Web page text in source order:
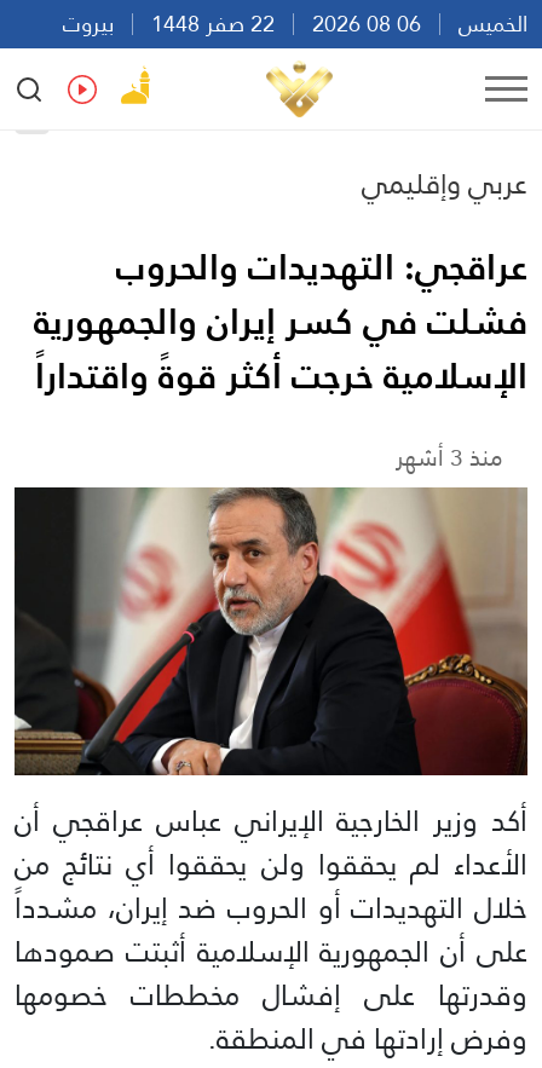
الخميس
بيروت
20:26
Ar
عربي وإقليمي
عراقجي: التهديدات والحروب
فشلت في كسر إيران والجمهورية
الإسلامية خرجت أكثر قوةً واقتداراً
منذ 3 أشهر
أكد وزير الخارجية الإيراني عباس عراقجي أن
الأعداء لم يحققوا ولن يحققوا أي نتائج من
خلال التهديدات أو الحروب ضد إيران، مشدداً
على أن الجمهورية الإسلامية أثبتت صمودها
وقدرتها على إفشال مخططات خصومها
وفرض إرادتها في المنطقة.